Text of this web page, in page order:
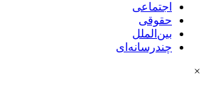
اجتماعی
حقوقی
بین‌الملل
چندرسانه‌ای
×